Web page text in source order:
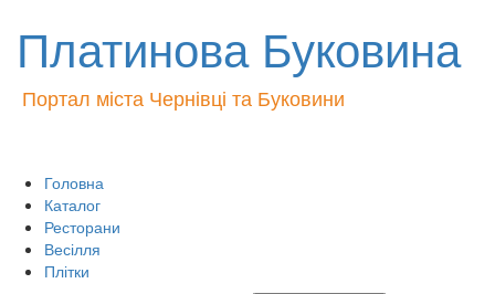
Платинова Буковина
Портал міста Чернівці та Буковини
Головна
Каталог
Ресторани
Весілля
Плітки